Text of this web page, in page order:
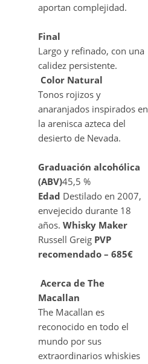
aportan complejidad.
Final
Largo y refinado, con una
calidez persistente.
Color Natural
Tonos rojizos y
anaranjados inspirados en
la arenisca azteca del
desierto de Nevada.
Graduación alcohólica
(ABV)45,5 %
Edad Destilado en 2007,
envejecido durante 18
años. Whisky Maker
Russell Greig PVP
recomendado – 685€
Acerca de The
Macallan
The Macallan es
reconocido en todo el
mundo por sus
extraordinarios whiskies